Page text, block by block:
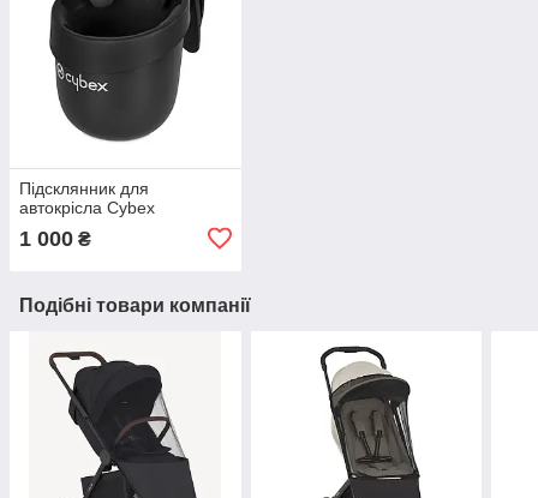
Підсклянник для
автокрісла Cybex
1 000 ₴
Подібні товари компанії